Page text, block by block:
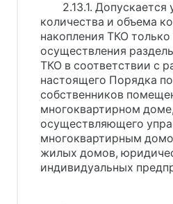
2.13.1.
количества и объема
накопления ТКО
осуществления
ТКО в соответствии с
настоящего Порядка
собственников
многоквартирном
осуществляющего
многоквартирным
жилых домов,
индивидуальных